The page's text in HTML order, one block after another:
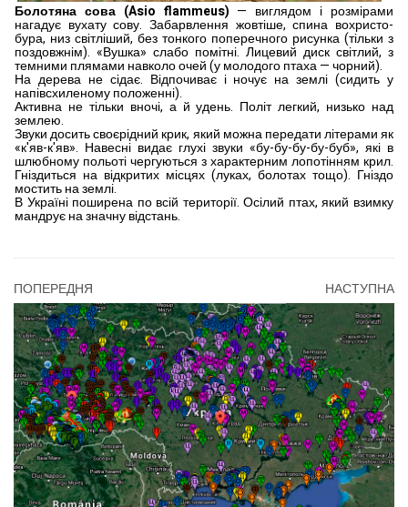
Болотяна сова (Asio flammeus) — виглядом і розмірами
нагадує вухату сову. Забарвлення жовтіше, спина вохристо-
бура, низ світліший, без тон­кого поперечного рисунка (тільки з
поздовжнім). «Вуш­ка» слабо помітні. Лицевий диск світлий, з
темними пля­мами навколо очей (у моло­дого птаха — чорний).
На де­рева не сідає. Відпочиває і ночує на землі (сидить у
напівсхиленому положенні).
Активна не тільки вночі, а й удень. Політ легкий, низько над
землею.
Звуки досить своєрідний крик, який можна передати літерами як
«к'яв-к'яв». Навесні видає глухі зву­ки «бу-бу-бу-бу-буб», які в
шлюбному польоті чергують­ся з характерним лопотінням крил.
Гніздиться на відкритих місцях (луках, болотах тощо). Гніздо
мостить на землі.
В Україні поширена по всій тери­торії. Осілий птах, який взимку
мандрує на значну відстань.
ПОПЕРЕДНЯ НАСТУПНА